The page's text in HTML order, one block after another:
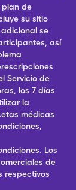
plan de
su sitio
se
así
Servicio de
los 7 días
la
médicas
Los
de
respectivos